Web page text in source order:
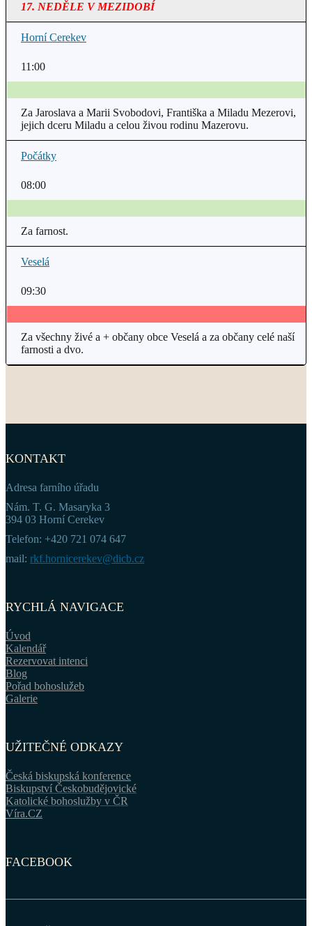
17. NEDĚLE V MEZIDOBÍ
Horní Cerekev
11:00
Za Jaroslava a Marii Svobodovi, Františka a Miladu Mezerovi,
jejich dceru Miladu a celou živou rodinu Mazerovu.
Počátky
08:00
Za farnost.
Veselá
09:30
Za všechny živé a + občany obce Veselá a za občany celé naší
farnosti a dvo.
KONTAKT
Adresa farního úřadu
Nám. T. G. Masaryka 3
394 03 Horní Cerekev
Telefon: +420 721 074 647
mail: rkf.hornicerekev@dicb.cz
RYCHLÁ NAVIGACE
Úvod
Kalendář
Rezervovat intenci
Blog
Pořad bohoslužeb
Galerie
UŽITEČNÉ ODKAZY
Česká biskupská konference
Biskupství Českobudějovické
Katolické bohoslužby v ČR
Víra.CZ
FACEBOOK